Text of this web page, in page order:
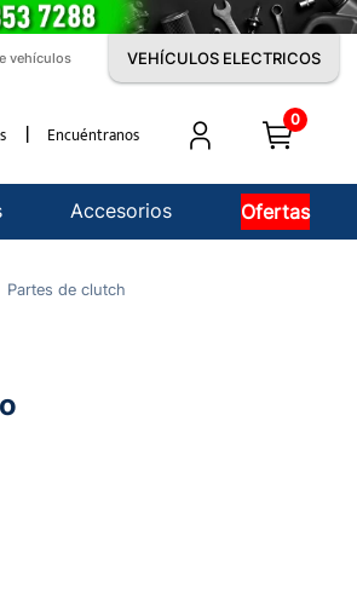
vehículos VEHÍCULOS ELECTRICOS
Encuéntranos
0
Accesorios Ofertas
Partes de clutch